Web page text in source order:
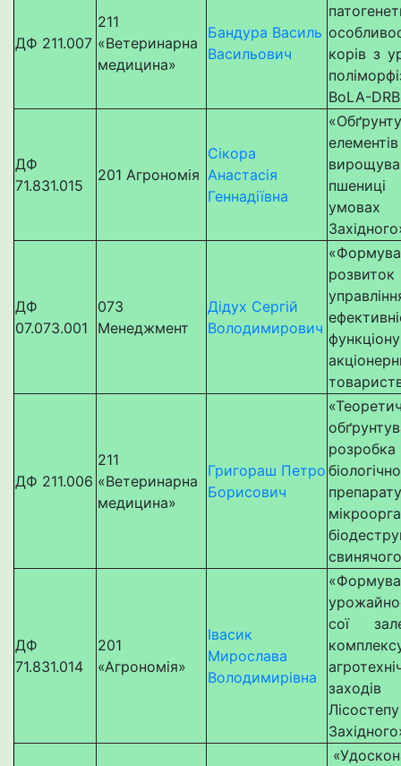
ДФ 211.007
211
«Ветеринарна
медицина»
Бандура Василь
Васильович
корів з
BoLA-
ДФ
71.831.015
201 Агрономія
Сікора
Анастасія
Геннадіївна
умовах
ДФ
07.073.001
073
Менеджмент
Дідух Сергій
Володимирович
ДФ 211.006
211
«Ветеринарна
медицина»
Григораш Петро
Борисович
розробка
ДФ
71.831.014
201
«Агрономія»
Івасик
Мирослава
Володимирівна
сої
Лісостепу